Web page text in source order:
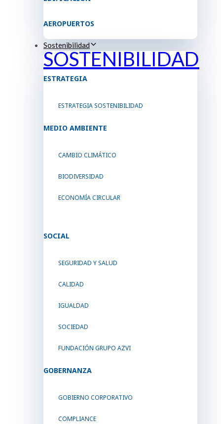
AEROPUERTOS
Sostenibilidad
SOSTENIBILIDAD
ESTRATEGIA
ESTRATEGIA SOSTENIBILIDAD
MEDIO AMBIENTE
CAMBIO CLIMÁTICO
BIODIVERSIDAD
ECONOMÍA CIRCULAR
SOCIAL
SEGURIDAD Y SALUD
CALIDAD
IGUALDAD
SOCIEDAD
FUNDACIÓN GRUPO AZVI
GOBERNANZA
GOBIERNO CORPORATIVO
COMPLIANCE